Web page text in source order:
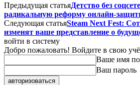
Предыдущая статьяДетство без
радикальную реформу онлайн-
Следующая статьяSteam Next Fest:
изменят ваше представление о
войти в систему
Добро пожаловать! Войдите в свою
Ваше имя
Ваш пароль